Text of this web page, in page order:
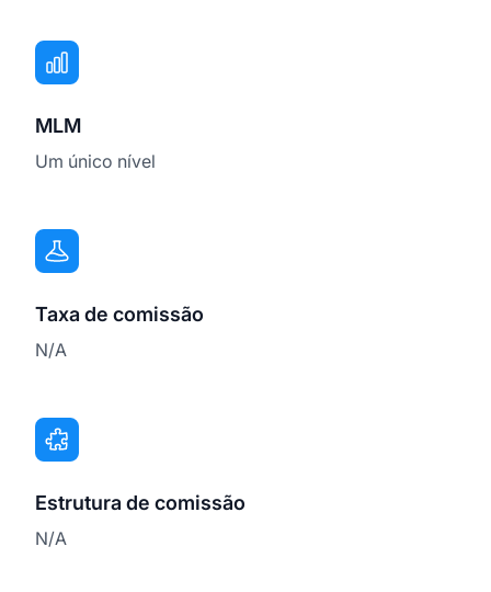
MLM
Um único nível
Taxa de comissão
N/A
Estrutura de comissão
N/A